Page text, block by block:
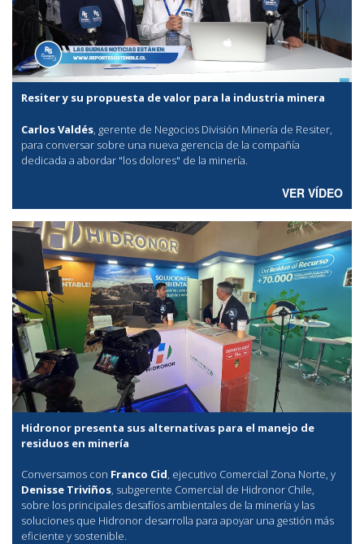
Resiter y su propuesta de valor para la industria minera
Carlos Valdés, gerente de Negocios División Minería de Resiter,
para conversar sobre una nueva gerencia de la compañía
dedicada a abordar "los dolores" de la minería.
VER VÍDEO
Hidronor presenta sus alternativas para el manejo de
residuos en minería
Conversamos con Franco Cid, ejecutivo Comercial Zona Norte, y
Denisse Triviños, subgerente Comercial de Hidronor Chile,
sobre los principales desafíos ambientales de la minería y las
soluciones que Hidronor desarrolla para apoyar una gestión más
eficiente y sostenible.